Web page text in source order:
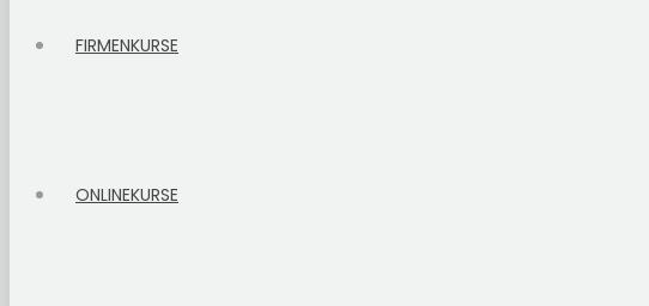
FIRMENKURSE
ONLINEKURSE